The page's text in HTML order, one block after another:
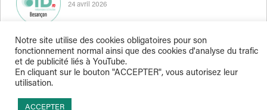
24 avril 2026
Notre site utilise des cookies obligatoires pour son
fonctionnement normal ainsi que des cookies d'analyse du trafic
et de publicité liés à YouTube.
En cliquant sur le bouton "ACCEPTER", vous autorisez leur
utilisation.
ACCEPTER